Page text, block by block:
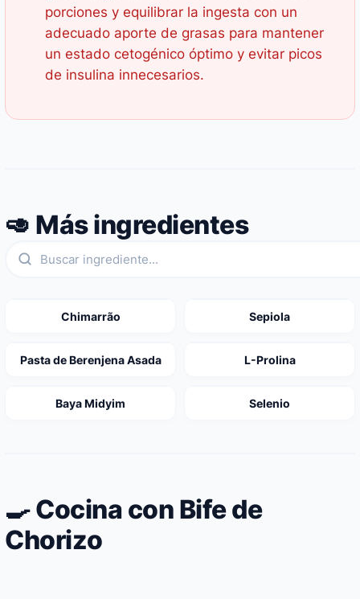
porciones y equilibrar la ingesta con un
adecuado aporte de grasas para mantener
un estado cetogénico óptimo y evitar picos
de insulina innecesarios.
🥑 Más ingredientes
Chimarrão Sepiola
Pasta de Berenjena Asada L-Prolina
Baya Midyim Selenio
🍳 Cocina con Bife de
Chorizo